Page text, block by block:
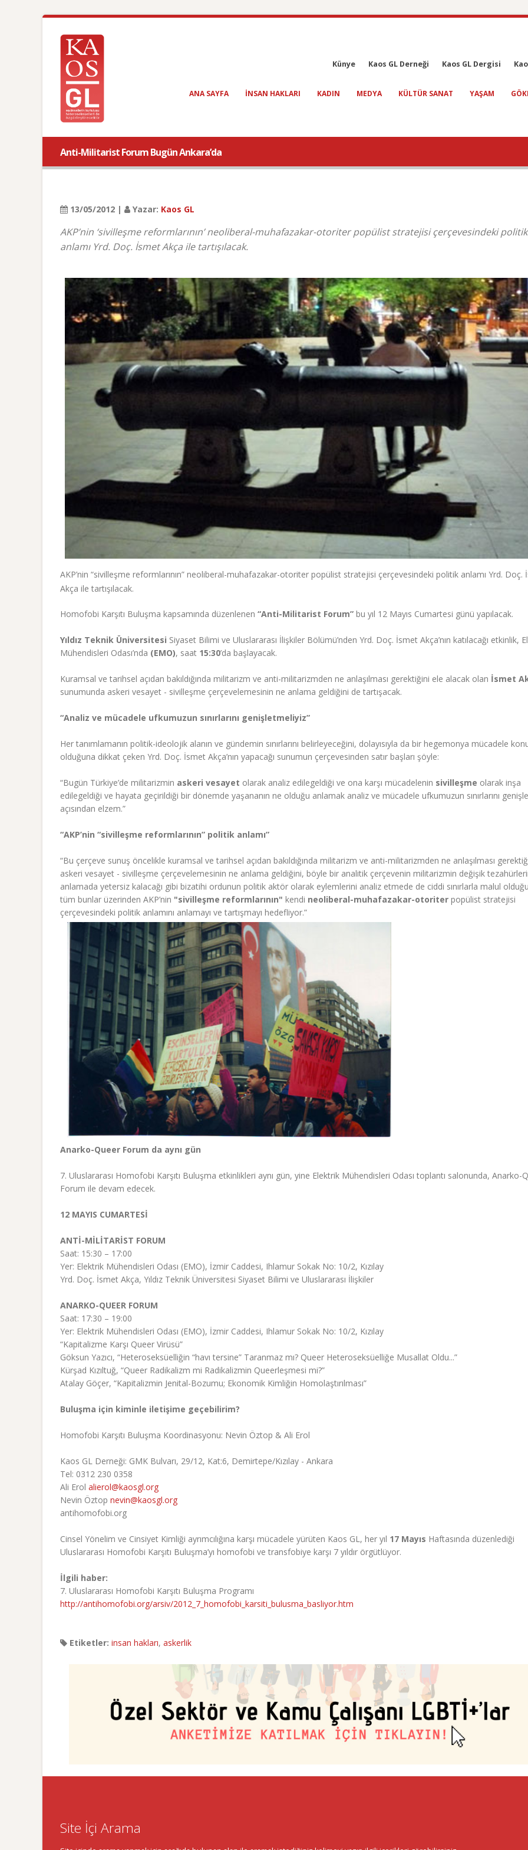
Künye Kaos GL Derneği Kaos GL Dergisi
ANA SAYFA INSAN HAKLARI KADIN MEDYA KÜLTÜR SANAT YAŞAM
Anti-Militarist Forum Bugün Ankara’da
13/05/2012 | Yazar: Kaos GL
AKP’nin ‘sivilleşme reformlarının’ neoliberal-muhafazakar-otoriter popülist stratejisi çerçevesindeki politik
anlamı Yrd. Doç. İsmet Akça ile tartışılacak.
AKP’nin “sivilleşme reformlarının” neoliberal-muhafazakar-otoriter popülist stratejisi çerçevesindeki politik anlamı Yrd. Doç.
Akça ile tartışılacak.
Homofobi Karşıtı Buluşma kapsamında düzenlenen “Anti-Militarist Forum” bu yıl 12 Mayıs Cumartesi günü yapılacak.
Yıldız Teknik Üniversitesi Siyaset Bilimi ve Uluslararası İlişkiler Bölümü’nden Yrd. Doç. İsmet Akça’nın katılacağı etkinlik,
Mühendisleri Odası’nda (EMO), saat 15:30’da başlayacak.
Kuramsal ve tarihsel açıdan bakıldığında militarizm ve anti-militarizmden ne anlaşılması gerektiğini ele alacak olan İsmet
sunumunda askeri vesayet - sivilleşme çerçevelemesinin ne anlama geldiğini de tartışacak.
“Analiz ve mücadele ufkumuzun sınırlarını genişletmeliyiz”
Her tanımlamanın politik-ideolojik alanın ve gündemin sınırlarını belirleyeceğini, dolayısıyla da bir hegemonya mücadele
olduğuna dikkat çeken Yrd. Doç. İsmet Akça’nın yapacağı sunumun çerçevesinden satır başları şöyle:
“Bugün Türkiye’de militarizmin askeri vesayet olarak analiz edilegeldiği ve ona karşı mücadelenin sivilleşme olarak inşa
edilegeldiği ve hayata geçirildiği bir dönemde yaşananın ne olduğu anlamak analiz ve mücadele ufkumuzun sınırlarını
açısından elzem.”
“AKP’nin “sivilleşme reformlarının” politik anlamı”
“Bu çerçeve sunuş öncelikle kuramsal ve tarihsel açıdan bakıldığında militarizm ve anti-militarizmden ne anlaşılması
askeri vesayet - sivilleşme çerçevelemesinin ne anlama geldiğini, böyle bir analitik çerçevenin militarizmin değişik
anlamada yetersiz kalacağı gibi bizatihi ordunun politik aktör olarak eylemlerini analiz etmede de ciddi sınırlarla malul
tüm bunlar üzerinden AKP’nin "sivilleşme reformlarının" kendi neoliberal-muhafazakar-otoriter popülist stratejisi
çerçevesindeki politik anlamını anlamayı ve tartışmayı hedefliyor.”
Anarko-Queer Forum da aynı gün
7. Uluslararası Homofobi Karşıtı Buluşma etkinlikleri aynı gün, yine Elektrik Mühendisleri Odası toplantı salonunda, Anarko-
Forum ile devam edecek.
12 MAYIS CUMARTESİ
ANTİ-MİLİTARİST FORUM
Saat: 15:30 – 17:00
Yer: Elektrik Mühendisleri Odası (EMO), İzmir Caddesi, Ihlamur Sokak No: 10/2, Kızılay
Yrd. Doç. İsmet Akça, Yıldız Teknik Üniversitesi Siyaset Bilimi ve Uluslararası İlişkiler
ANARKO-QUEER FORUM
Saat: 17:30 – 19:00
Yer: Elektrik Mühendisleri Odası (EMO), İzmir Caddesi, Ihlamur Sokak No: 10/2, Kızılay
“Kapitalizme Karşı Queer Virüsü”
Göksun Yazıcı, “Heteroseksüelliğin “havı tersine” Taranmaz mı? Queer Heteroseksüelliğe Musallat Oldu...”
Kürşad Kızıltuğ, “Queer Radikalizm mi Radikalizmin Queerleşmesi mi?”
Atalay Göçer, “Kapitalizmin Jenital-Bozumu; Ekonomik Kimliğin Homolaştırılması”
Buluşma için kiminle iletişime geçebilirim?
Homofobi Karşıtı Buluşma Koordinasyonu: Nevin Öztop & Ali Erol
Kaos GL Derneği: GMK Bulvarı, 29/12, Kat:6, Demirtepe/Kızılay - Ankara
Tel: 0312 230 0358
Ali Erol alierol@kaosgl.org
Nevin Öztop nevin@kaosgl.org
antihomofobi.org
Cinsel Yönelim ve Cinsiyet Kimliği ayrımcılığına karşı mücadele yürüten Kaos GL, her yıl 17 Mayıs Haftasında düzenlediği
Uluslararası Homofobi Karşıtı Buluşma’yı homofobi ve transfobiye karşı 7 yıldır örgütlüyor.
İlgili haber:
7. Uluslararası Homofobi Karşıtı Buluşma Programı
http://antihomofobi.org/arsiv/2012_7_homofobi_karsiti_bulusma_basliyor.htm
Etiketler: insan hakları, askerlik
Site İçi Arama